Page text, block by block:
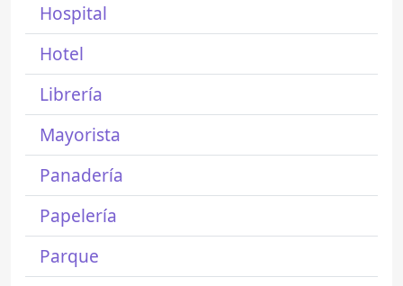
Hospital
Hotel
Librería
Mayorista
Panadería
Papelería
Parque